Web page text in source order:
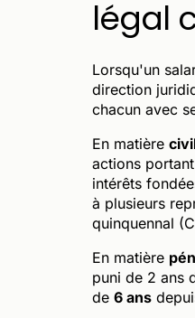
légal
Lorsqu'un
direction
chacun avec
En matière
actions
intérêts
à plusieurs
quinquennal
En matière
puni de 2 ans
de 6 ans